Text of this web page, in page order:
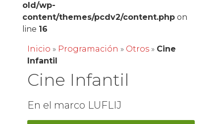
old/wp-
content/themes/pcdv2/content.phpon
line 16
Inicio » Programación » Otros» Cine
Infantil
Cine Infantil
En el marco LUFLIJ